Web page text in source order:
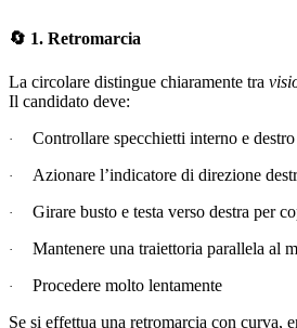
🔄 1. Retromarcia
La circolare distingue chiaramente tra
Il candidato deve:
· Controllare specchietti interno e destro
· Azionare l’indicatore di direzione
· Girare busto e testa verso destra per
· Mantenere una traiettoria parallela al
·
Procedere molto lentamente
Se si effettua una retromarcia con curva,